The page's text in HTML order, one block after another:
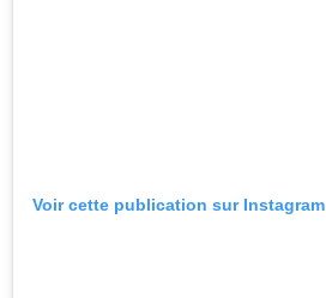
Voir cette publication sur Instagram